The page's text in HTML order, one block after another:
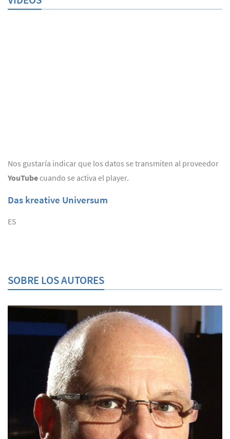
Nos gustaría indicar que los datos se transmiten al proveedor
YouTubecuando se activa el player.
Das kreative Universum
ES
SOBRE LOS AUTORES